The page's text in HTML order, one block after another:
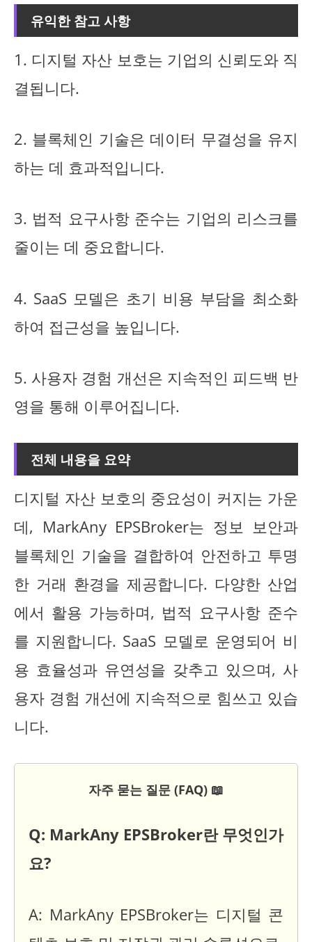
유익한 참고 사항
1. 디지털 자산 보호는 기업의 신뢰도와 직
결됩니다.
2. 블록체인 기술은 데이터 무결성을 유지
하는 데 효과적입니다.
3. 법적 요구사항 준수는 기업의 리스크를
줄이는 데 중요합니다.
4. SaaS 모델은 초기 비용 부담을 최소화
하여 접근성을 높입니다.
5. 사용자 경험 개선은 지속적인 피드백 반
영을 통해 이루어집니다.
전체 내용을 요약
디지털 자산 보호의 중요성이 커지는 가운
데, MarkAny EPSBroker는 정보 보안과
블록체인 기술을 결합하여 안전하고 투명
한 거래 환경을 제공합니다. 다양한 산업
에서 활용 가능하며, 법적 요구사항 준수
를 지원합니다. SaaS 모델로 운영되어 비
용 효율성과 유연성을 갖추고 있으며, 사
용자 경험 개선에 지속적으로 힘쓰고 있습
니다.
자주 묻는 질문 (FAQ) 📖
Q: MarkAny EPSBroker란 무엇인가
요?
A: MarkAny EPSBroker는 디지털 콘